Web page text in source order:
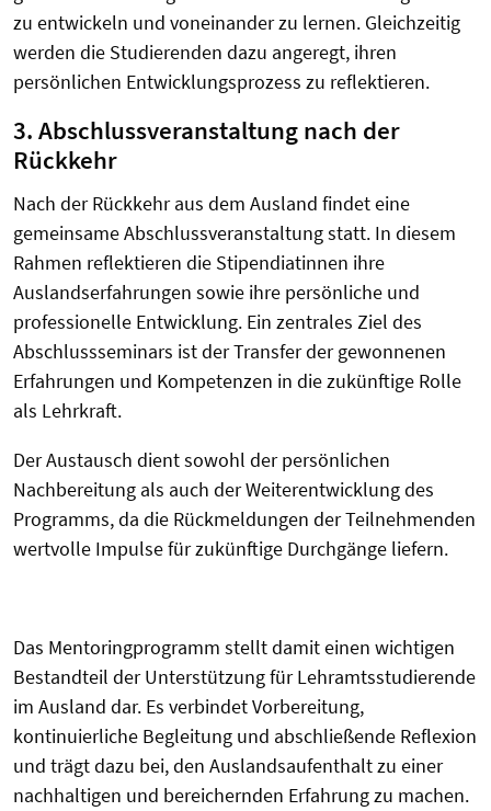
zu entwickeln und voneinander zu lernen. Gleichzeitig
werden die Studierenden dazu angeregt, ihren
persönlichen Entwicklungsprozess zu reflektieren.
3. Abschlussveranstaltung nach der
Rückkehr
Nach der Rückkehr aus dem Ausland findet eine
gemeinsame Abschlussveranstaltung statt. In diesem
Rahmen reflektieren die Stipendiatinnen ihre
Auslandserfahrungen sowie ihre persönliche und
professionelle Entwicklung. Ein zentrales Ziel des
Abschlussseminars ist der Transfer der gewonnenen
Erfahrungen und Kompetenzen in die zukünftige Rolle
als Lehrkraft.
Der Austausch dient sowohl der persönlichen
Nachbereitung als auch der Weiterentwicklung des
Programms, da die Rückmeldungen der Teilnehmenden
wertvolle Impulse für zukünftige Durchgänge liefern.
Das Mentoringprogramm stellt damit einen wichtigen
Bestandteil der Unterstützung für Lehramtsstudierende
im Ausland dar. Es verbindet Vorbereitung,
kontinuierliche Begleitung und abschließende Reflexion
und trägt dazu bei, den Auslandsaufenthalt zu einer
nachhaltigen und bereichernden Erfahrung zu machen.